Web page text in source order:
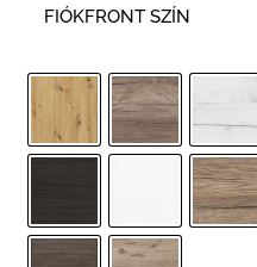
FIÓKFRONT SZÍN